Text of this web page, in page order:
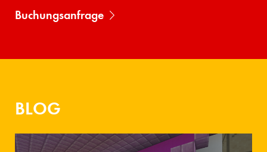
Buchungsanfrage
BLOG